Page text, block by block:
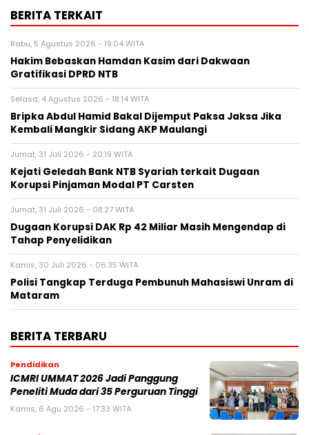
BERITA TERKAIT
Rabu, 5 Agustus 2026 - 19:04 WITA
Hakim Bebaskan Hamdan Kasim dari Dakwaan
Gratifikasi DPRD NTB
Selasa, 4 Agustus 2026 - 18:14 WITA
Bripka Abdul Hamid Bakal Dijemput Paksa Jaksa Jika
Kembali Mangkir Sidang AKP Maulangi
Jumat, 31 Juli 2026 - 20:19 WITA
Kejati Geledah Bank NTB Syariah terkait Dugaan
Korupsi Pinjaman Modal PT Carsten
Jumat, 31 Juli 2026 - 08:27 WITA
Dugaan Korupsi DAK Rp 42 Miliar Masih Mengendap di
Tahap Penyelidikan
Kamis, 30 Juli 2026 - 06:35 WITA
Polisi Tangkap Terduga Pembunuh Mahasiswi Unram di
Mataram
BERITA TERBARU
Pendidikan
ICMRI UMMAT 2026 Jadi Panggung
Peneliti Muda dari 35 Perguruan Tinggi
Kamis, 6 Agu 2026 - 17:33 WITA